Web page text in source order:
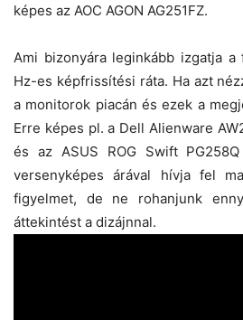
képes az AOC AGON AG251FZ.
Ami bizonyára leginkább izgatja
Hz-es képfrissítési ráta. Ha azt
a monitorok piacán és ezek a
Erre képes pl. a Dell Alienware
és az ASUS ROG Swift
versenyképes árával hívja fel
figyelmet, de ne rohanjunk
áttekintést a dizájnnal.